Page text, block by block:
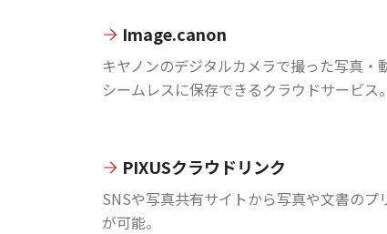
Image.canon
キヤノンのデジタルカメラで撮った写真・
シームレスに保存できるクラウドサービス。
PIXUSクラウドリンク
SNSや写真共有サイトから写真や文書のプ
が可能。